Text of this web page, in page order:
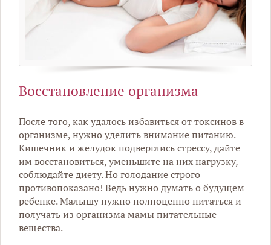
Восстановление организма
После того, как удалось избавиться от токсинов в
организме, нужно уделить внимание питанию.
Кишечник и желудок подверглись стрессу, дайте
им восстановиться, уменьшите на них нагрузку,
соблюдайте диету. Но голодание строго
противопоказано! Ведь нужно думать о будущем
ребенке. Малышу нужно полноценно питаться и
получать из организма мамы питательные
вещества.